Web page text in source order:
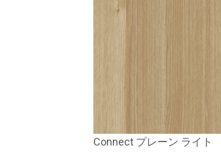
Connect プレーン ライト